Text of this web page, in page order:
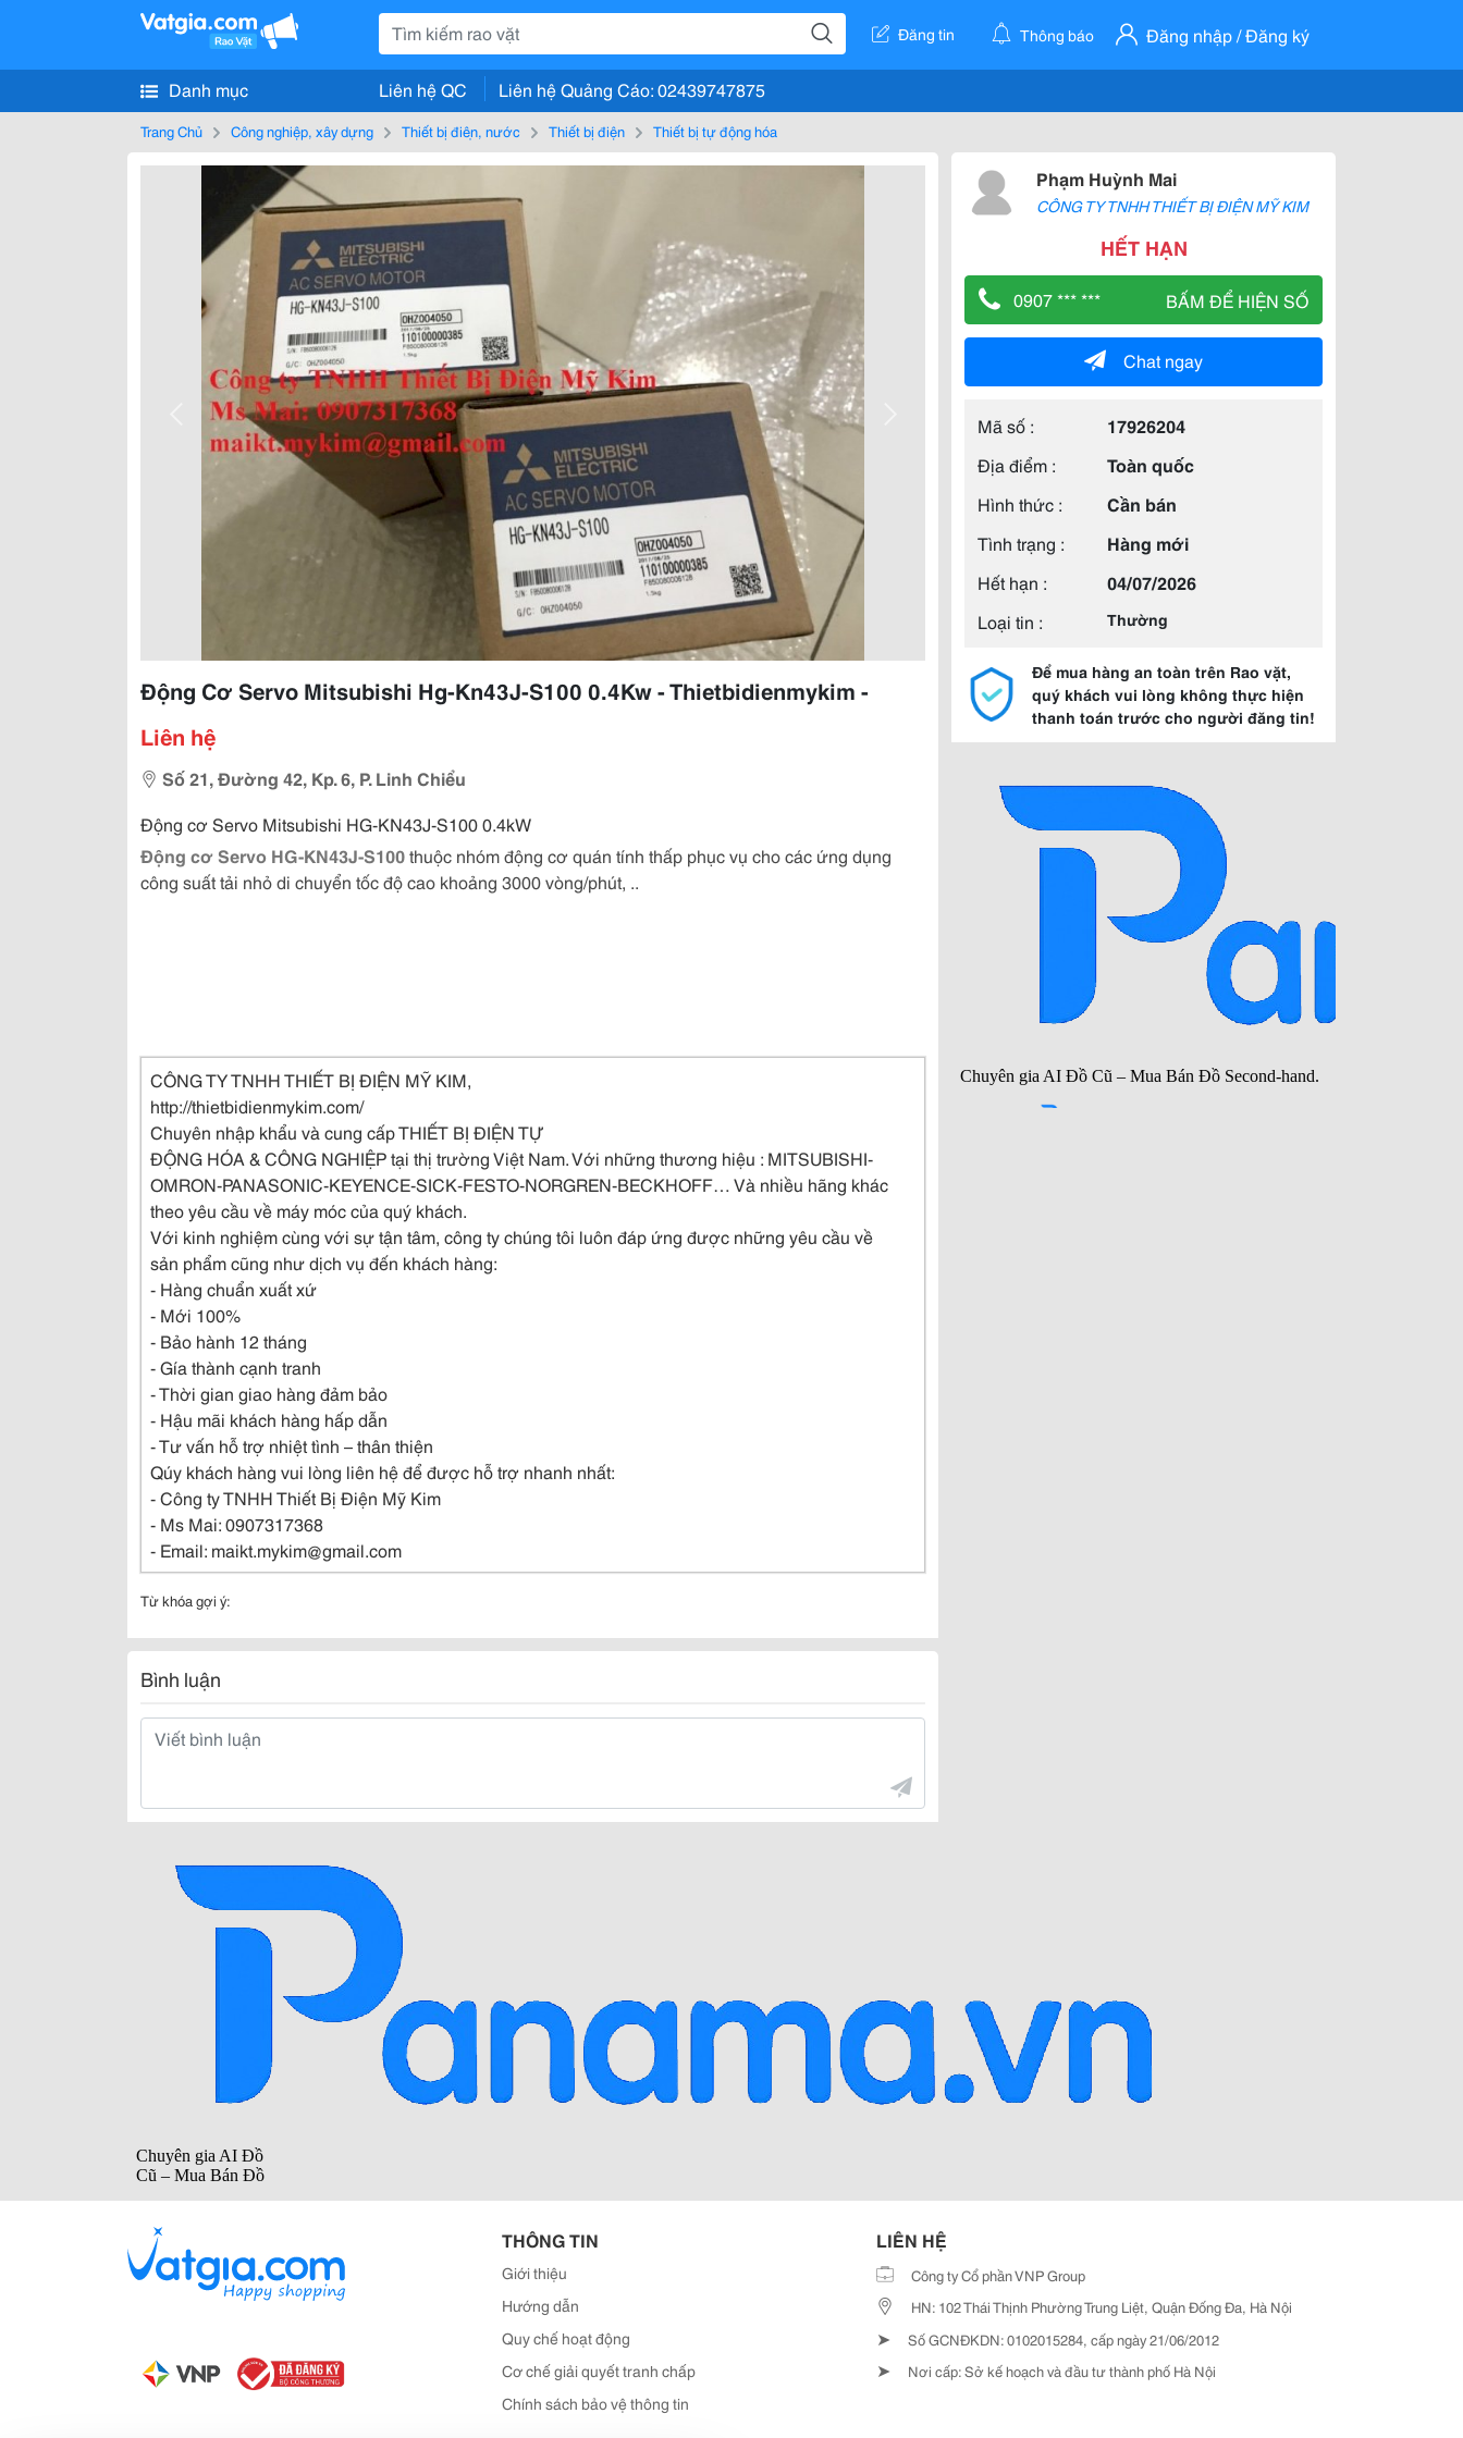
Đăng tin Thông báo Đăng nhập / Đăng ký
Danh mục Liên hệ QC Liên hệ Quảng Cáo: 02439747875
Trang Chủ Công nghiệp, xây dựng Thiết bị điện, nước Thiết bị điện Thiết bị tự động hóa
Động Cơ Servo Mitsubishi Hg-Kn43J-S100 0.4Kw - Thietbidienmykim -
Liên hệ
Số 21, Đường 42, Kp. 6, P. Linh Chiểu
Động cơ Servo Mitsubishi HG-KN43J-S100 0.4kW
Động cơ Servo HG-KN43J-S100thuộc nhóm động cơ quán tính thấp phục vụ cho các ứng dụng
công suất tải nhỏ di chuyển tốc độ cao khoảng 3000 vòng/phút, ..
CÔNG TY TNHH THIẾT BỊ ĐIỆN MỸ KIM,
http://thietbidienmykim.com/
Chuyên nhập khẩu và cung cấp THIẾT BỊ ĐIỆN TỰ
ĐỘNG HÓA & CÔNG NGHIỆP tại thị trường Việt Nam. Với những thương hiệu : MITSUBISHI-
OMRON-PANASONIC-KEYENCE-SICK-FESTO-NORGREN-BECKHOFF… Và nhiều hãng khác
theo yêu cầu về máy móc của quý khách.
Với kinh nghiệm cùng với sự tận tâm, công ty chúng tôi luôn đáp ứng được những yêu cầu về
sản phẩm cũng như dịch vụ đến khách hàng:
- Hàng chuẩn xuất xứ
- Mới 100%
- Bảo hành 12 tháng
- Gía thành cạnh tranh
- Thời gian giao hàng đảm bảo
- Hậu mãi khách hàng hấp dẫn
- Tư vấn hỗ trợ nhiệt tình – thân thiện
Qúy khách hàng vui lòng liên hệ để được hỗ trợ nhanh nhất:
- Công ty TNHH Thiết Bị Điện Mỹ Kim
- Ms Mai: 0907317368
- Email: maikt.mykim@gmail.com
Từ khóa gợi ý:
Bình luận
Phạm Huỳnh Mai
CÔNG TY TNHH THIẾT BỊ ĐIỆN MỸ KIM
HẾT HẠN
0907 *** *** BẤM ĐỂ HIỆN SỐ
Chat ngay
Mã số :
17926204
Địa điểm :
Toàn quốc
Hình thức :
Cần bán
Tình trạng :
Hàng mới
Hết hạn :
04/07/2026
Loại tin :
Thường
Để mua hàng an toàn trên Rao vặt,
quý khách vui lòng không thực hiện
thanh toán trước cho người đăng tin!
THÔNG TIN
Giới thiệu
Hướng dẫn
Quy chế hoạt động
Cơ chế giải quyết tranh chấp
Chính sách bảo vệ thông tin
LIÊN HỆ
Công ty Cổ phần VNP Group
HN: 102 Thái Thịnh Phường Trung Liệt, Quận Đống Đa, Hà Nội
➤ Số GCNĐKDN: 0102015284, cấp ngày 21/06/2012
➤ Nơi cấp: Sở kế hoạch và đầu tư thành phố Hà Nội